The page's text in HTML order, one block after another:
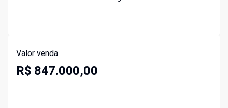
Valor venda
R$ 847.000,00